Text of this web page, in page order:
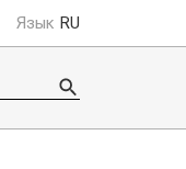
Язык RU